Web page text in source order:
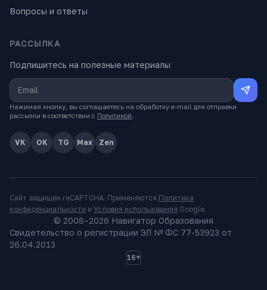
Вопросы и ответы
РАССЫЛКА
Подпишитесь на полезные материалы
Нажимая кнопку, вы соглашаетесь на обработку e-mail для отправки
рассылки в соответствии с Политикой.
VK OK TG Max Zen
Сайт защищён reCAPTCHA. Применяются Политика
конфиденциальности и Условия использования Google.
© 2008–2026 Навигатор Образования
Свидетельство о регистрации ЭЛ № ФС 77-53923 от
26.04.2013
16+